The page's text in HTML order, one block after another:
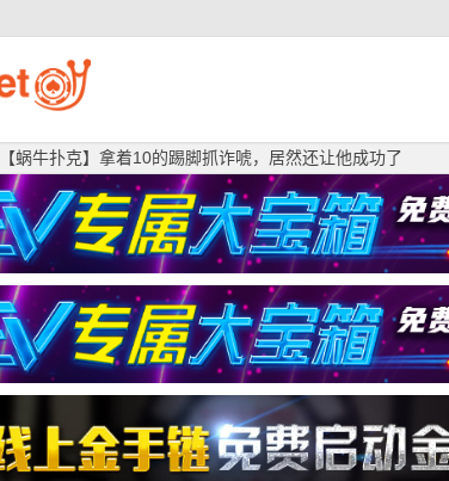
【蜗牛扑克】拿着10的踢脚抓诈唬，居然还让他成功了